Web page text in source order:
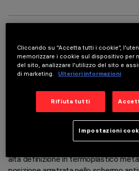
DATI TECNICI
ULTIMO AGGIORNAMENTO: 07/08/2026
Apparecchio rettangolare ad incasso
strutturale in lamiera di acciaio
alluminio pressofuso, permette di
alta definizione in termoplastico
Cliccando su “Accetta tutti i cookie”,
memorizzare i cookie sul dispositivo per
del sito, analizzare l'utilizzo del sito e
di marketing.
Ulteriori informazioni
Rifiuta tutti
Impostazioni